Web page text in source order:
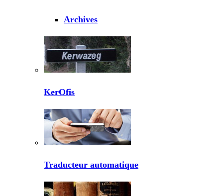
Archives
KerOfis
Traducteur automatique